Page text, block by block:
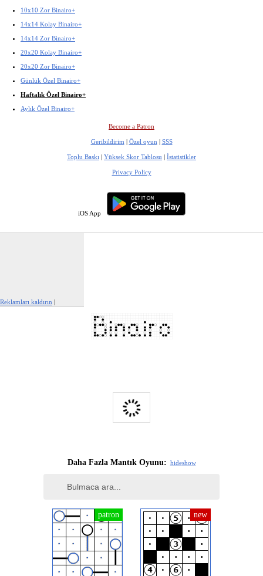
10x10 Zor Binairo+
14x14 Kolay Binairo+
14x14 Zor Binairo+
20x20 Kolay Binairo+
20x20 Zor Binairo+
Günlük Özel Binairo+
Haftalık Özel Binairo+
Aylık Özel Binairo+
Become a Patron
Geribildirim | Özel oyun | SSS
Toplu Baskı | Yüksek Skor Tablosu | İstatistikler
Privacy Policy
iOS App
Reklamları kaldırın |
Daha Fazla Mantık Oyunu: hideshow